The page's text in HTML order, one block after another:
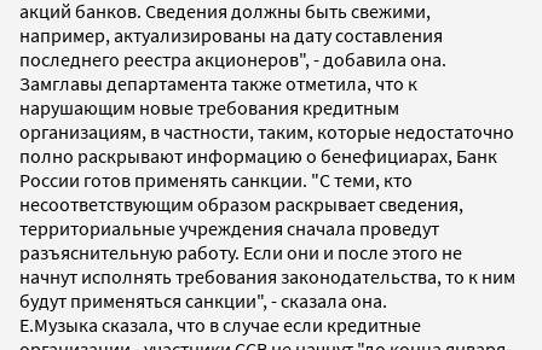
акций банков. Сведения должны быть свежими,
например, актуализированы на дату составления
последнего реестра акционеров", - добавила она.
Замглавы департамента также отметила, что к
нарушающим новые требования кредитным
организациям, в частности, таким, которые недостаточно
полно раскрывают информацию о бенефициарах, Банк
России готов применять санкции. "С теми, кто
несоответствующим образом раскрывает сведения,
территориальные учреждения сначала проведут
разъяснительную работу. Если они и после этого не
начнут исполнять требования законодательства, то к ним
будут применяться санкции", - сказала она.
Е.Музыка сказала, что в случае если кредитные